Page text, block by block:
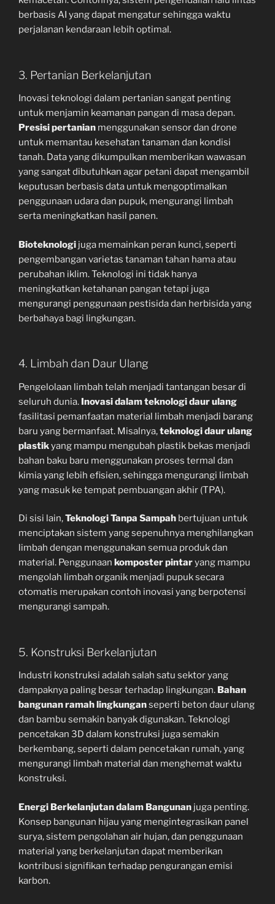
berbasis AI yang dapat mengatur sehingga waktu
perjalanan kendaraan lebih optimal.
3. Pertanian Berkelanjutan
Inovasi teknologi dalam pertanian sangat penting
untuk menjamin keamanan pangan di masa depan.
Presisi pertanian menggunakan sensor dan drone
untuk memantau kesehatan tanaman dan kondisi
tanah. Data yang dikumpulkan memberikan wawasan
yang sangat dibutuhkan agar petani dapat mengambil
keputusan berbasis data untuk mengoptimalkan
penggunaan udara dan pupuk, mengurangi limbah
serta meningkatkan hasil panen.
Bioteknologi juga memainkan peran kunci, seperti
pengembangan varietas tanaman tahan hama atau
perubahan iklim. Teknologi ini tidak hanya
meningkatkan ketahanan pangan tetapi juga
mengurangi penggunaan pestisida dan herbisida yang
berbahaya bagi lingkungan.
4. Limbah dan Daur Ulang
Pengelolaan limbah telah menjadi tantangan besar di
seluruh dunia. Inovasi dalam teknologi daur ulang
fasilitasi pemanfaatan material limbah menjadi barang
baru yang bermanfaat. Misalnya,teknologi daur ulang
plastikyang mampu mengubah plastik bekas menjadi
bahan baku baru menggunakan proses termal dan
kimia yang lebih efisien, sehingga mengurangi limbah
yang masuk ke tempat pembuangan akhir (TPA).
Di sisi lain,Teknologi Tanpa Sampah bertujuan untuk
menciptakan sistem yang sepenuhnya menghilangkan
limbah dengan menggunakan semua produk dan
material. Penggunaan komposter pintaryang mampu
mengolah limbah organik menjadi pupuk secara
otomatis merupakan contoh inovasi yang berpotensi
mengurangi sampah.
5. Konstruksi Berkelanjutan
Industri konstruksi adalah salah satu sektor yang
dampaknya paling besar terhadap lingkungan. Bahan
bangunan ramah lingkunganseperti beton daur ulang
dan bambu semakin banyak digunakan. Teknologi
pencetakan 3D dalam konstruksi juga semakin
berkembang, seperti dalam pencetakan rumah, yang
mengurangi limbah material dan menghemat waktu
konstruksi.
Energi Berkelanjutan dalam Bangunan juga penting.
Konsep bangunan hijau yang mengintegrasikan panel
surya, sistem pengolahan air hujan, dan penggunaan
material yang berkelanjutan dapat memberikan
kontribusi signifikan terhadap pengurangan emisi
karbon.